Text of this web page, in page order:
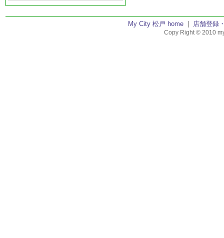
My City 松戸 home 店舗登録
Copy Right © 2010